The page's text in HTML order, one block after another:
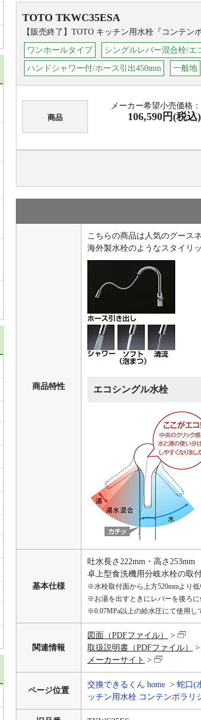
TOTO TKWC35ESA
【販売終了】TOTO キッチン用水栓『コンテン
ワンホールタイプ シングルレバー混合栓/エ
ハンドシャワー付/ホース引出450mm 一般地
商品
メーカー希望小売価格：
106,590円(税込)
商品特性
こちらの商品は人気のグース
海外製水栓のようなスタイリ
エコシングル水栓
基本仕様
吐水長さ222mm・高さ253mm
卓上型食洗機用分岐水栓の取
※水栓取付面から上方520mmより
※お湯を出すときにレバーを後ろに
※0.07MPa以上の給水圧にて使用し
関連情報
図面（PDFファイル）
取扱説明書（PDFファイル）
メーカーサイト
ページ位置
交換できるくん home 蛇口(
ッチン用水栓 コンテンポラリ